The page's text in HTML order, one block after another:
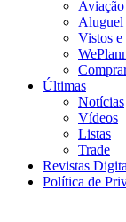
Aviação
Aluguel
Vistos e
Últimas
Notícias
Vídeos
Listas
Trade
Revistas
Política de